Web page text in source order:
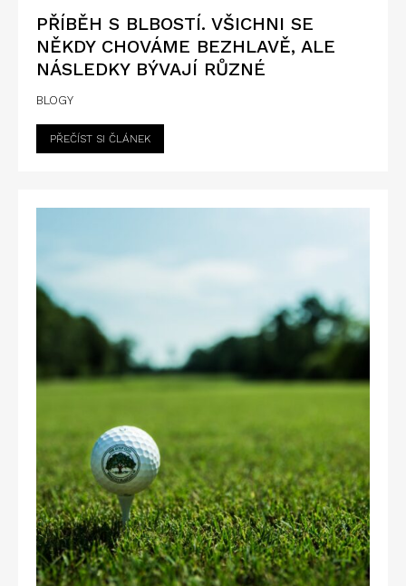
PŘÍBĚH S BLBOSTÍ. VŠICHNI SE
NĚKDY CHOVÁME BEZHLAVĚ, ALE
NÁSLEDKY BÝVAJÍ RŮZNÉ
BLOGY
PŘEČÍST SI ČLÁNEK